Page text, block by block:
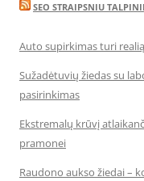
SEO STRAIPSNIU
Auto supirkimas turi
Sužadėtuvių žiedas su
pasirinkimas
Ekstremalų krūvį
pramonei
Raudono aukso žiedai –